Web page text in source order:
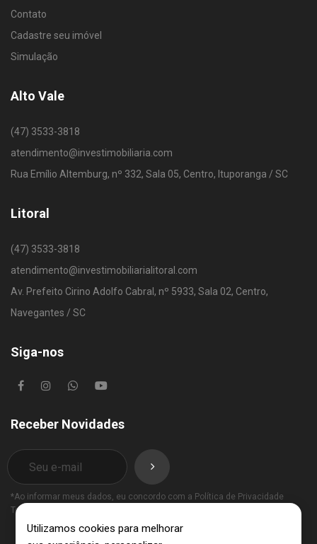
Contato
Cadastre seu imóvel
Simulação
Alto Vale
(47) 3533-3818
atendimento@investimobiliaria.com
Rua Emílio Altemburg, nº 332, Sala 05, Centro, Ituporanga / SC
Litoral
(47) 3533-3818
atendimento@investimobiliarialitoral.com
Av. Prefeito Cirino Adolfo Cabral, nº 5933, Sala 02, Centro,
Navegantes / SC
Siga-nos
Receber Novidades
*Ao informar meus dados, eu concordo com a Política de Privacidade
Termos de Uso
Utilizamos cookies para melhorar